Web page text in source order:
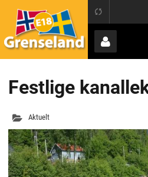
E18 Grenseland
Festlige
Aktuelt